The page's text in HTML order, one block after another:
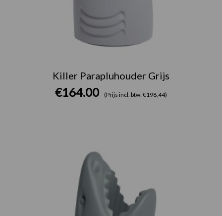
Killer Parapluhouder Grijs
€164.00 (Prijs incl. btw: €198,44)